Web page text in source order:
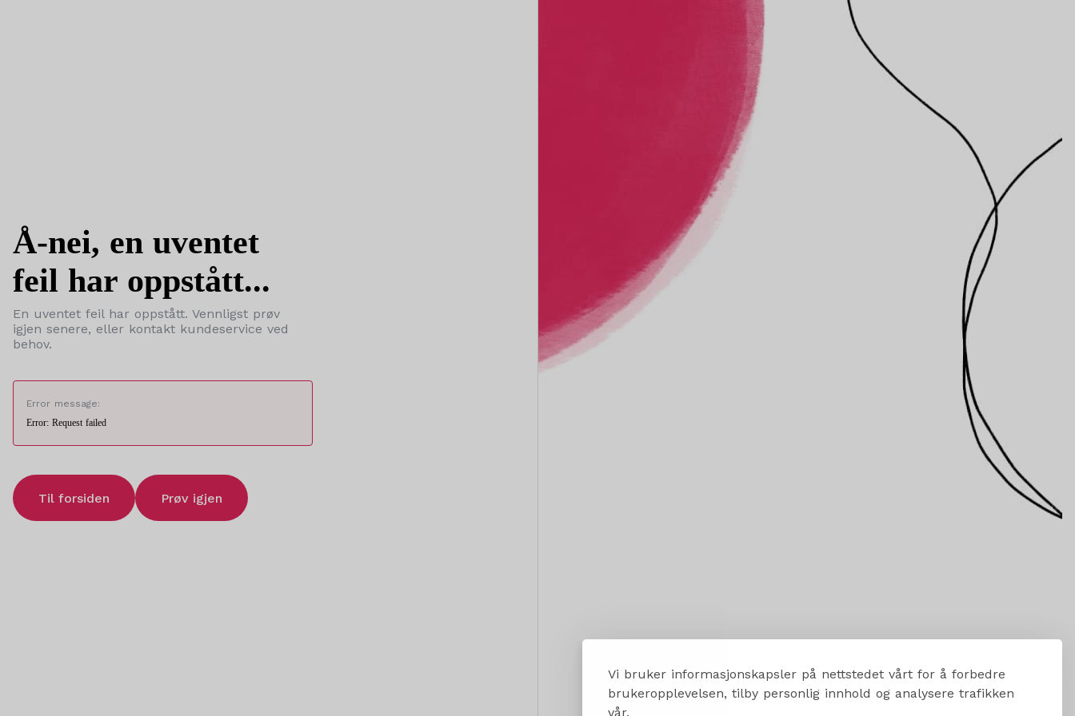
Vi bruker informasjonskapsler på nettstedet vårt for å forbedre
brukeropplevelsen, tilby personlig innhold og analysere trafikken
vår.
Å-nei, en uventet
feil har oppstått...
En uventet feil har oppstått. Vennligst prøv
igjen senere, eller kontakt kundeservice ved
behov.
Error message:
Error: Request failed
Til forsiden Prøv igjen